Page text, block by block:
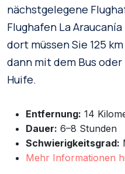
nächstgelegene
Flughafen La
dort müssen Sie 125
dann mit dem Bus
Huife.
Entfernung: 14
Dauer: 6–8 Stunden
Schwierigkeitsgrad:
Mehr Informationen